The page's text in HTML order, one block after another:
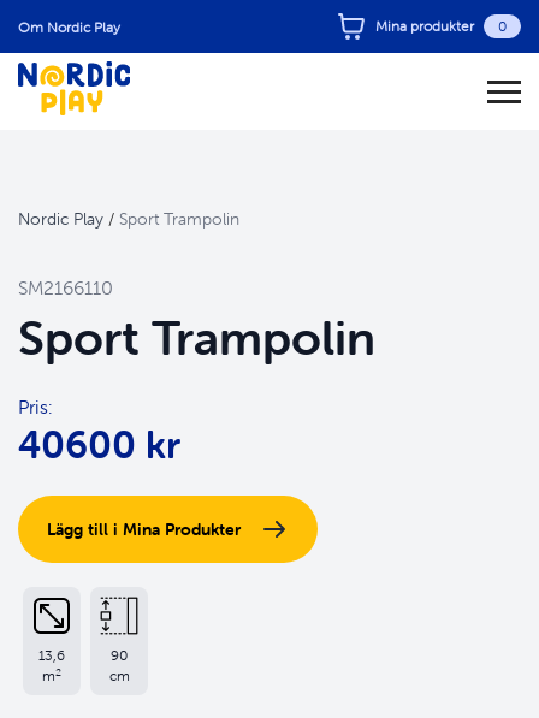
Om Nordic Play Mina produkter 0
Nordic Play / Sport Trampolin
SM2166110
Sport Trampolin
Pris:
40600 kr
13,6
m2
90
cm